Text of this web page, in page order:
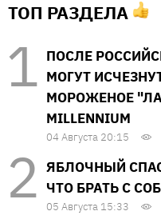
ТОП РАЗДЕЛА
ПОСЛЕ
МОГУТ
МОРОЖЕНОЕ
MILLENNIUM
04 Августа 20:15
ЯБЛОЧНЫЙ
ЧТО БРАТЬ С
05 Августа 15:33